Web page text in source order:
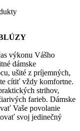
výkonu Vášho
dámske
ušité z príjemných,
cítiť vždy komfortne.
strihov,
farieb. Dámske
Vaše povolanie
svoj jedinečný